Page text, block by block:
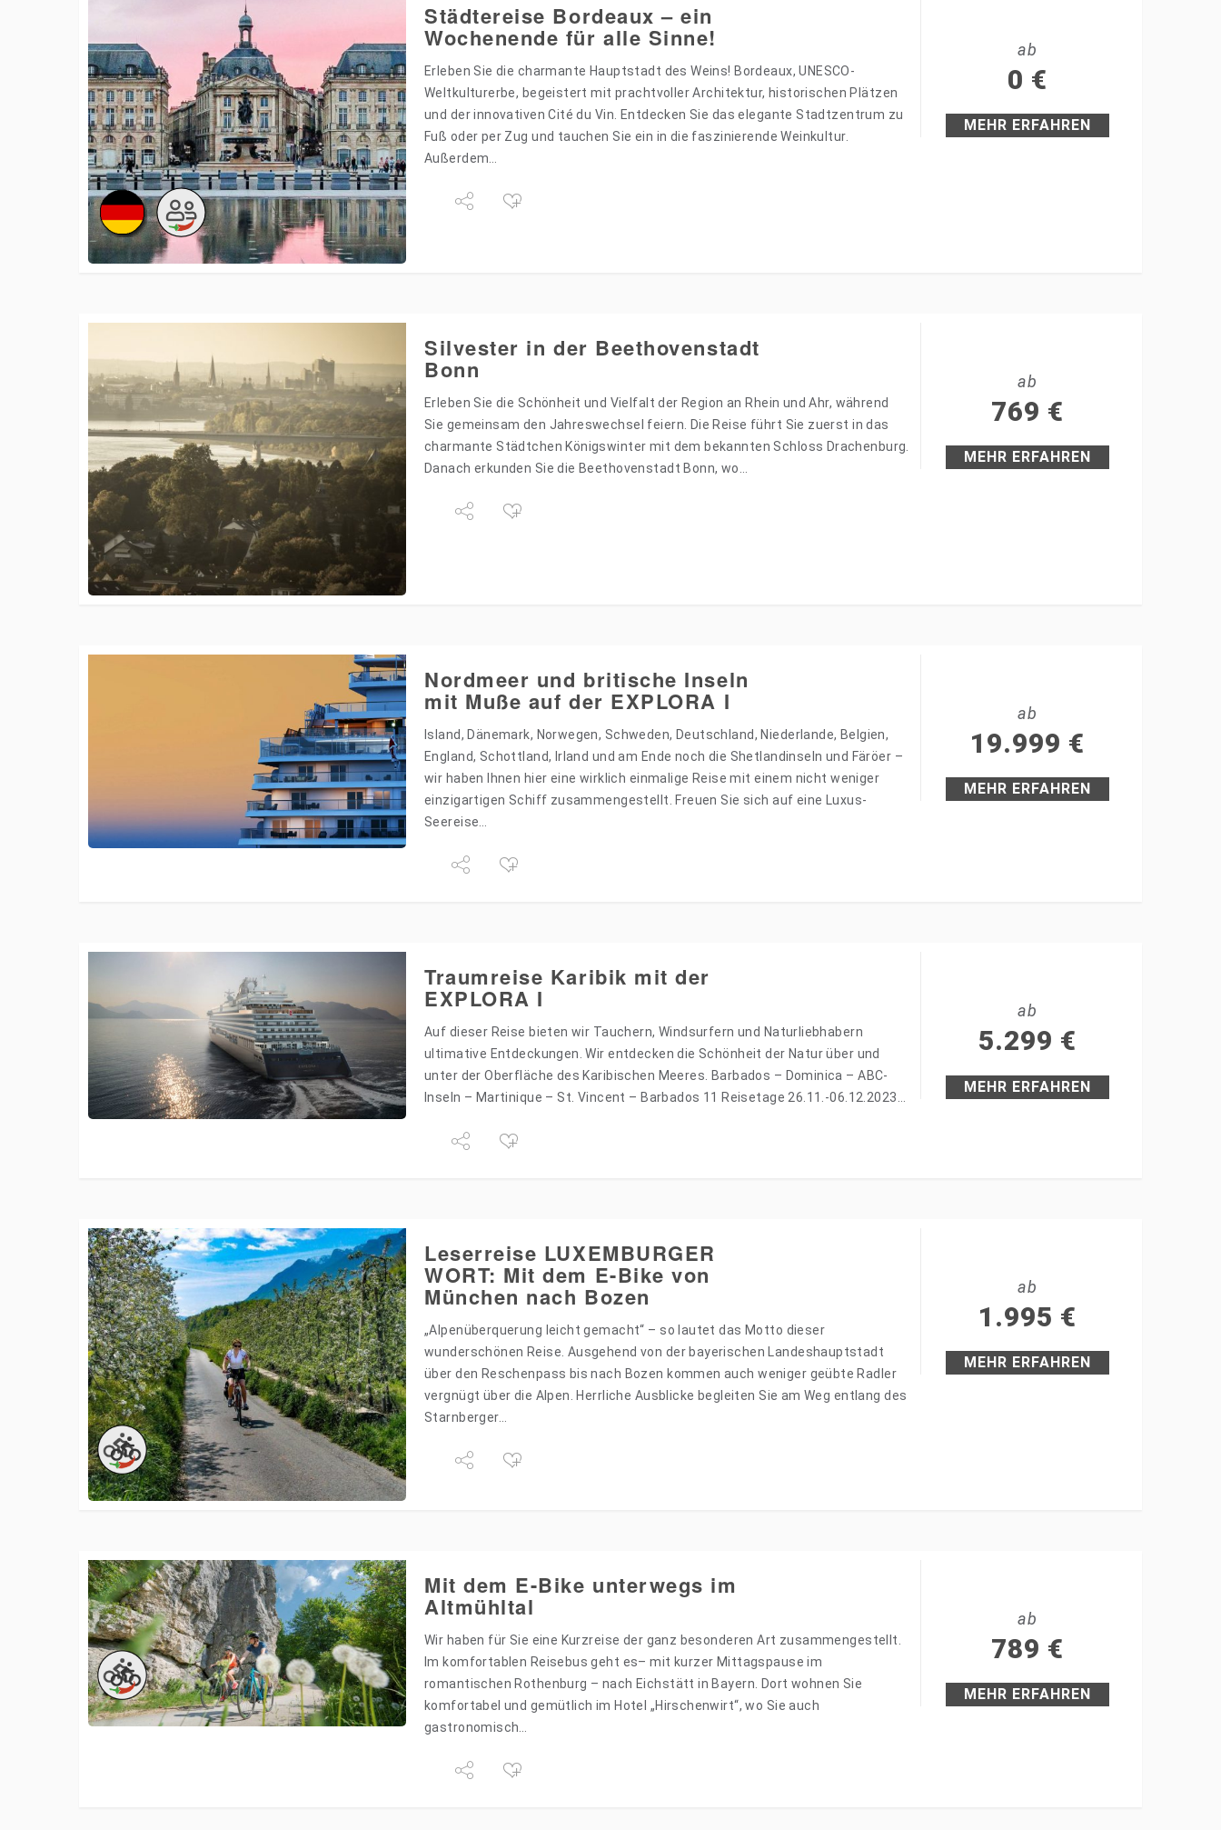
Städtereise Bordeaux – ein
Wochenende für alle Sinne!
Erleben Sie die charmante Hauptstadt des Weins! Bordeaux, UNESCO-
Weltkulturerbe, begeistert mit prachtvoller Architektur, historischen Plätzen
und der innovativen Cité du Vin. Entdecken Sie das elegante Stadtzentrum zu
Fuß oder per Zug und tauchen Sie ein in die faszinierende Weinkultur.
Außerdem…
ab
0 €
MEHR ERFAHREN
Silvester in der Beethovenstadt
Bonn
Erleben Sie die Schönheit und Vielfalt der Region an Rhein und Ahr, während
Sie gemeinsam den Jahreswechsel feiern. Die Reise führt Sie zuerst in das
charmante Städtchen Königswinter mit dem bekannten Schloss Drachenburg.
Danach erkunden Sie die Beethovenstadt Bonn, wo…
ab
769 €
MEHR ERFAHREN
Nordmeer und britische Inseln
mit Muße auf der EXPLORA I
Island, Dänemark, Norwegen, Schweden, Deutschland, Niederlande, Belgien,
England, Schottland, Irland und am Ende noch die Shetlandinseln und Färöer –
wir haben Ihnen hier eine wirklich einmalige Reise mit einem nicht weniger
einzigartigen Schiff zusammengestellt. Freuen Sie sich auf eine Luxus-
Seereise…
ab
19.999 €
MEHR ERFAHREN
Traumreise Karibik mit der
EXPLORA I
Auf dieser Reise bieten wir Tauchern, Windsurfern und Naturliebhabern
ultimative Entdeckungen. Wir entdecken die Schönheit der Natur über und
unter der Oberfläche des Karibischen Meeres. Barbados – Dominica – ABC-
Inseln – Martinique – St. Vincent – Barbados 11 Reisetage 26.11.-06.12.2023…
ab
5.299 €
MEHR ERFAHREN
Leserreise LUXEMBURGER
WORT: Mit dem E-Bike von
München nach Bozen
„Alpenüberquerung leicht gemacht“ – so lautet das Motto dieser
wunderschönen Reise. Ausgehend von der bayerischen Landeshauptstadt
über den Reschenpass bis nach Bozen kommen auch weniger geübte Radler
vergnügt über die Alpen. Herrliche Ausblicke begleiten Sie am Weg entlang des
Starnberger…
ab
1.995 €
MEHR ERFAHREN
Mit dem E-Bike unterwegs im
Altmühltal
Wir haben für Sie eine Kurzreise der ganz besonderen Art zusammengestellt.
Im komfortablen Reisebus geht es– mit kurzer Mittagspause im
romantischen Rothenburg – nach Eichstätt in Bayern. Dort wohnen Sie
komfortabel und gemütlich im Hotel „Hirschenwirt“, wo Sie auch
gastronomisch…
ab
789 €
MEHR ERFAHREN